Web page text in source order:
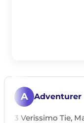
A Adventurer
3 Verissimo Tie,